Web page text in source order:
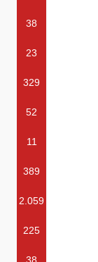
38
23
329
52
11
389
2.059
225
38